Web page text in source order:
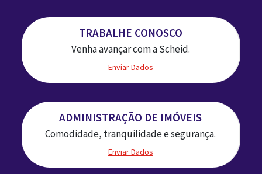
TRABALHE CONOSCO
Venha avançar com a Scheid.
Enviar Dados
ADMINISTRAÇÃO DE IMÓVEIS
Comodidade, tranquilidade e segurança.
Enviar Dados